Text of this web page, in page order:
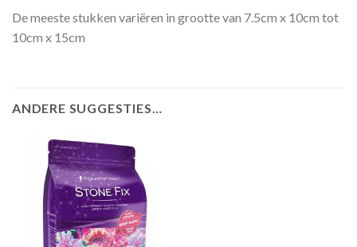
De meeste stukken variëren in grootte van 7.5cm x 10cm tot
10cm x 15cm
ANDERE SUGGESTIES…